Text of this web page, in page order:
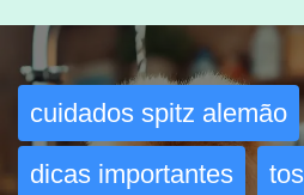
cuidados spitz alemão
dicas importantes